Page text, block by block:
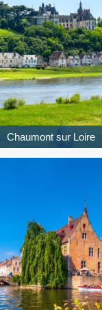
Chaumont sur Loire